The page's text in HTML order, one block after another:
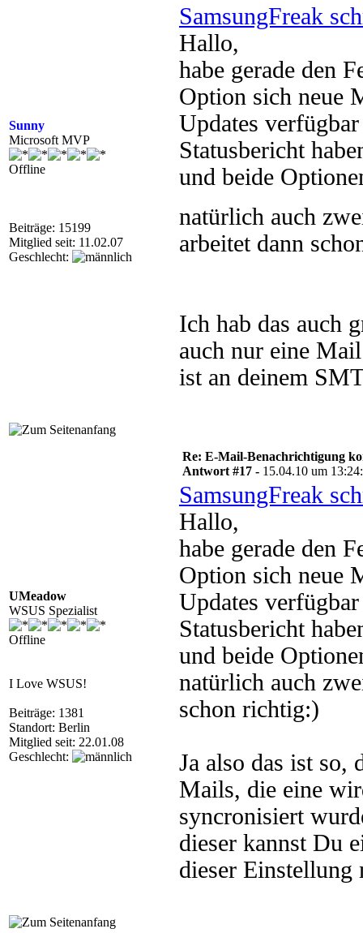
Sunny
Microsoft MVP
Offline
Beiträge: 15199
Mitglied seit: 11.02.07
Geschlecht:
SamsungFreak
Hallo,
habe gerade den
Option sich neue
Updates
Statusbericht
und beide
natürlich auch
arbeitet dann
Ich hab das auch
auch nur eine
ist an deinem
UMeadow
WSUS Spezialist
Offline
I Love WSUS!
Beiträge: 1381
Standort: Berlin
Mitglied seit: 22.01.08
Geschlecht:
Re: E-Mail-Benachrichtigung
Antwort #17 - 15.04.10 um
SamsungFreak
Hallo,
habe gerade den
Option sich neue
Updates
Statusbericht
und beide
natürlich auch
schon richtig:)
Ja also das ist so,
Mails, die eine
syncronisiert
dieser kannst Du
dieser Einstellung